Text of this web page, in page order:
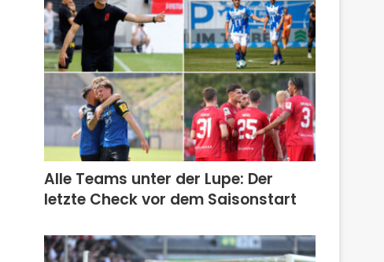
Alle Teams unter der Lupe: Der
letzte Check vor dem Saisonstart